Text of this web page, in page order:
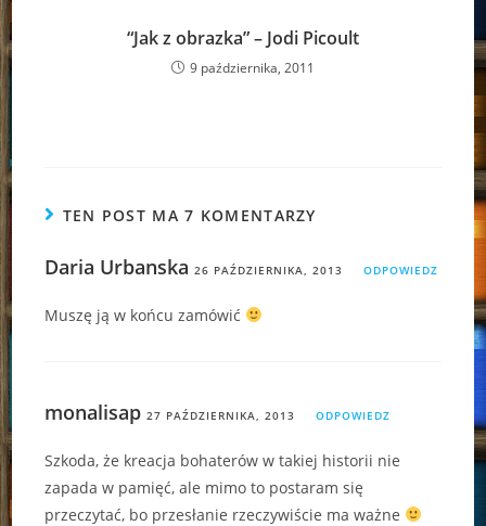
“Jak z obrazka” – Jodi Picoult
9 października, 2011
TEN POST MA 7 KOMENTARZY
Daria Urbanska 26 PAŹDZIERNIKA, 2013 ODPOWIEDZ
Muszę ją w końcu zamówić
monalisap 27 PAŹDZIERNIKA, 2013 ODPOWIEDZ
Szkoda, że kreacja bohaterów w takiej historii nie
zapada w pamięć, ale mimo to postaram się
przeczytać, bo przesłanie rzeczywiście ma ważne